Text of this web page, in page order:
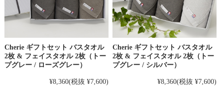
Cherie ギフトセット バスタオル
2枚 & フェイスタオル 2枚（トー
プグレー / ローズグレー）
¥8,360(税抜 ¥7,600)
Cherie ギフトセット バスタオル
2枚 & フェイスタオル 2枚（トー
プグレー / シルバー）
¥8,360(税抜 ¥7,600)